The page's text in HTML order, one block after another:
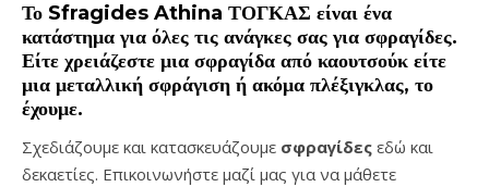
Το Sfragides Athina ΤΟΓΚΑΣ είναι ένα
κατάστημα για όλες τις ανάγκες σας για σφραγίδες.
Είτε χρειάζεστε μια σφραγίδα από καουτσούκ είτε
μια μεταλλική σφράγιση ή ακόμα πλέξιγκλας, το
έχουμε.
Σχεδιάζουμε και κατασκευάζουμε σφραγίδες εδώ και
δεκαετίες. Επικοινωνήστε μαζί μας για να μάθετε